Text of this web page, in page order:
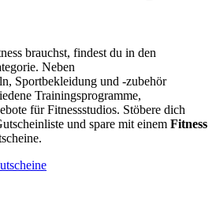
brauchst, findest du in den
Neben
Sportbekleidung und -zubehör
Trainingsprogramme,
für Fitnessstudios. Stöbere dich
und spare mit einem Fitness
.